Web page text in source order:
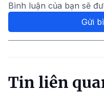
Bình luận của bạn sẽ
Gửi
Tin liên